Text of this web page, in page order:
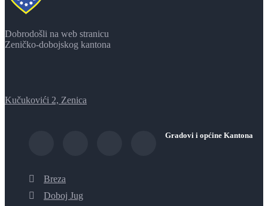
Dobrodošli na web stranicu
Zeničko-dobojskog kantona
Kučukovići 2, Zenica
Gradovi i općine Kantona
Breza
Doboj Jug